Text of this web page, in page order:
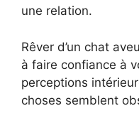
une relation.
Rêver d’un chat
à faire confiance à
perceptions
choses semblent